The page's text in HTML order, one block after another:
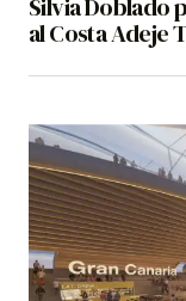
Silvia Doblado
al Costa Adeje